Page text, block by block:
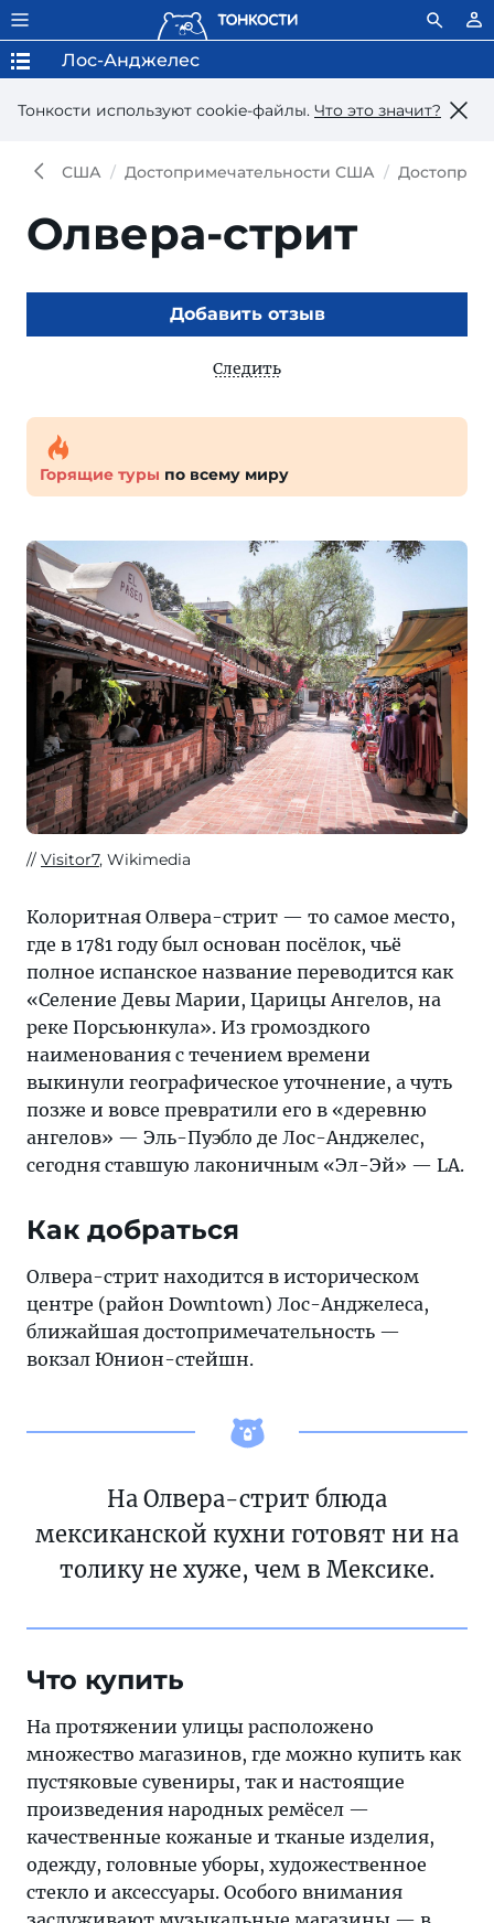
Тонкости используют сookie-файлы. Что это значит?
Лос-Анджелес
США Достопримечательности США
Олвера-стрит
Добавить отзыв
Следить
Горящие туры по всему миру
Visitor7, Wikimedia
Колоритная Олвера-стрит — то самое место,
где в 1781 году был основан посёлок, чьё
полное испанское название переводится как
«Селение Девы Марии, Царицы Ангелов, на
реке Порсьюнкула». Из громоздкого
наименования с течением времени
выкинули географическое уточнение, а чуть
позже и вовсе превратили его в «деревню
ангелов» — Эль-Пуэбло де Лос-Анджелес,
сегодня ставшую лаконичным «Эл-Эй» — LA.
Как добраться
Олвера-стрит находится в историческом
центре (район Downtown) Лос-Анджелеса,
ближайшая достопримечательность —
вокзал Юнион-стейшн.
На Олвера-стрит блюда
мексиканской кухни готовят ни на
толику не хуже, чем в Мексике.
Что купить
На протяжении улицы расположено
множество магазинов, где можно купить как
пустяковые сувениры, так и настоящие
произведения народных ремёсел —
качественные кожаные и тканые изделия,
одежду, головные уборы, художественное
стекло и аксессуары. Особого внимания